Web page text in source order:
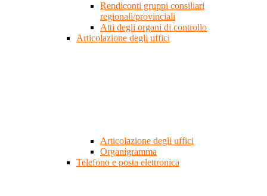
Rendiconti gruppi consiliari
regionali/provinciali
Atti degli organi di controllo
Articolazione degli uffici
Articolazione degli uffici
Organigramma
Telefono e posta elettronica